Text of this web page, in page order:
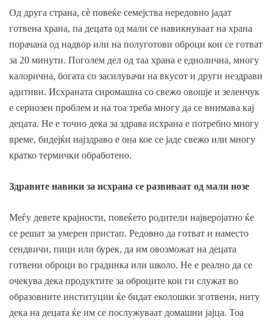
Од друга страна, сè повеќе семејства нередовно јадат
готвена храна, па децата од мали се навикнуваат на храна
порачана од надвор или на полуготови оброци кои се готват
за 20 минути. Поголем дел од таа храна е еднолична, многу
калорична, богата со засилувачи на вкусот и други нездрави
адитиви. Исхраната сиромашна со свежо овошје и зеленчук
е сериозен проблем и на тоа треба многу да се внимава кај
децата. Не е точно дека за здрава исхрана е потребно многу
време, бидејќи најздраво е она кое се јаде свежо или многу
кратко термички обработено.
Здравите навики за исхрана се развиваат од мали нозе
Меѓу девете крајности, повеќето родители најверојатно ќе
се решат за умерен пристап. Редовно да готват и наместо
сендвичи, пици или бурек, да им овозможат на децата
готвени оброци во градинка или школо. Не е реално да се
очекува дека продуктите за оброците кои ги служат во
образовните институции ќе бидат еколошки зготвени, ниту
дека на децата ќе им се послужуваат домашни јајца. Тоа